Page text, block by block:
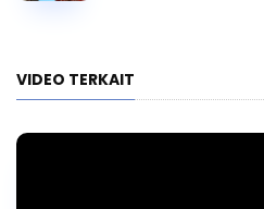
VIDEO TERKAIT